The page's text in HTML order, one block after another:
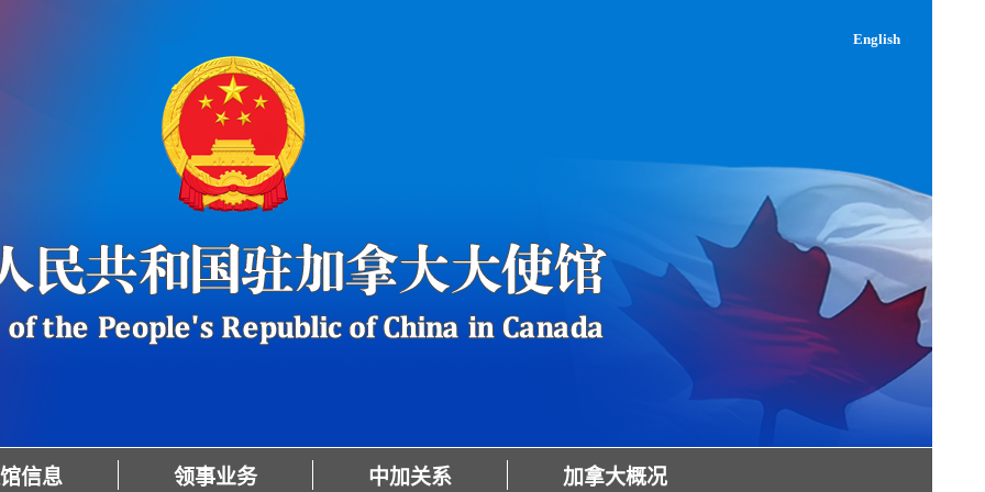
English
信息 领事业务 中加关系 加拿大概况